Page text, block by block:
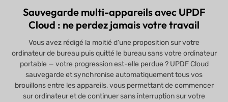
Sauvegarde multi-appareils avec UPDF
Cloud : ne perdez jamais votre travail
Vous avez rédigé la moitié d’une proposition sur votre
ordinateur de bureau puis quitté le bureau sans votre ordinateur
portable — votre progression est-elle perdue ? UPDF Cloud
sauvegarde et synchronise automatiquement tous vos
brouillons entre les appareils, vous permettant de commencer
sur ordinateur et de continuer sans interruption sur votre